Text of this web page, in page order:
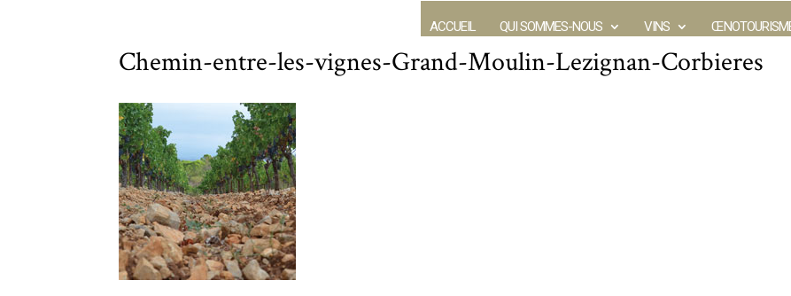
ACCUEIL QUI SOMMES-NOUS VINS
Chemin-entre-les-vignes-Grand-Moulin-Lezignan-Corbieres